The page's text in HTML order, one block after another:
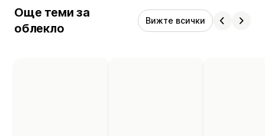
Още теми за
облекло
Вижте всички